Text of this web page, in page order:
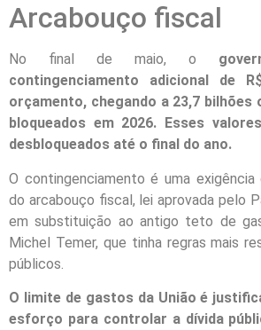
Arcabouço fiscal
No final de maio, o
contingenciamento adicional de
orçamento, chegando a 23,7
bloqueados em 2026. Esses
desbloqueados até o final do ano.
O contingenciamento é uma
do arcabouço fiscal, lei aprovada pelo
em substituição ao antigo teto de
Michel Temer, que tinha regras mais
públicos.
O limite de gastos da União é
esforço para controlar a dívida